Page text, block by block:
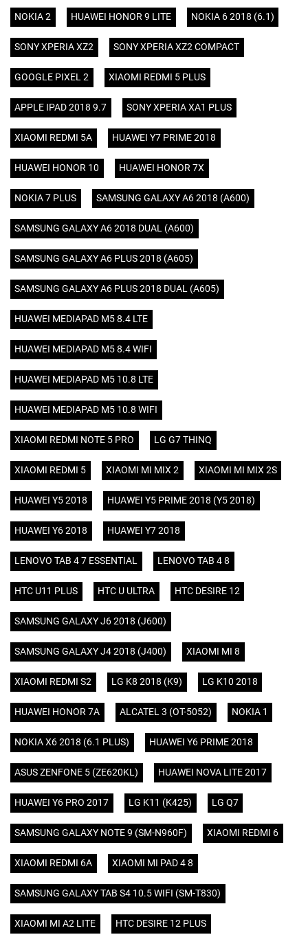
NOKIA 2 HUAWEI HONOR 9 LITE NOKIA 6 2018 (6.1)
SONY XPERIA XZ2 SONY XPERIA XZ2 COMPACT
GOOGLE PIXEL 2 XIAOMI REDMI 5 PLUS
APPLE IPAD 2018 9.7 SONY XPERIA XA1 PLUS
XIAOMI REDMI 5A HUAWEI Y7 PRIME 2018
HUAWEI HONOR 10 HUAWEI HONOR 7X
NOKIA 7 PLUS SAMSUNG GALAXY A6 2018 (A600)
SAMSUNG GALAXY A6 2018 DUAL (A600)
SAMSUNG GALAXY A6 PLUS 2018 (A605)
SAMSUNG GALAXY A6 PLUS 2018 DUAL (A605)
HUAWEI MEDIAPAD M5 8.4 LTE
HUAWEI MEDIAPAD M5 8.4 WIFI
HUAWEI MEDIAPAD M5 10.8 LTE
HUAWEI MEDIAPAD M5 10.8 WIFI
XIAOMI REDMI NOTE 5 PRO LG G7 THINQ
XIAOMI REDMI 5 XIAOMI MI MIX 2 XIAOMI MI MIX 2S
HUAWEI Y5 2018 HUAWEI Y5 PRIME 2018 (Y5 2018)
HUAWEI Y6 2018 HUAWEI Y7 2018
LENOVO TAB 4 7 ESSENTIAL LENOVO TAB 4 8
HTC U11 PLUS HTC U ULTRA HTC DESIRE 12
SAMSUNG GALAXY J6 2018 (J600)
SAMSUNG GALAXY J4 2018 (J400) XIAOMI MI 8
XIAOMI REDMI S2 LG K8 2018 (K9) LG K10 2018
HUAWEI HONOR 7A ALCATEL 3 (OT-5052) NOKIA 1
NOKIA X6 2018 (6.1 PLUS) HUAWEI Y6 PRIME 2018
ASUS ZENFONE 5 (ZE620KL) HUAWEI NOVA LITE 2017
HUAWEI Y6 PRO 2017 LG K11 (K425) LG Q7
SAMSUNG GALAXY NOTE 9 (SM-N960F) XIAOMI REDMI 6
XIAOMI REDMI 6A XIAOMI MI PAD 4 8
SAMSUNG GALAXY TAB S4 10.5 WIFI (SM-T830)
XIAOMI MI A2 LITE HTC DESIRE 12 PLUS